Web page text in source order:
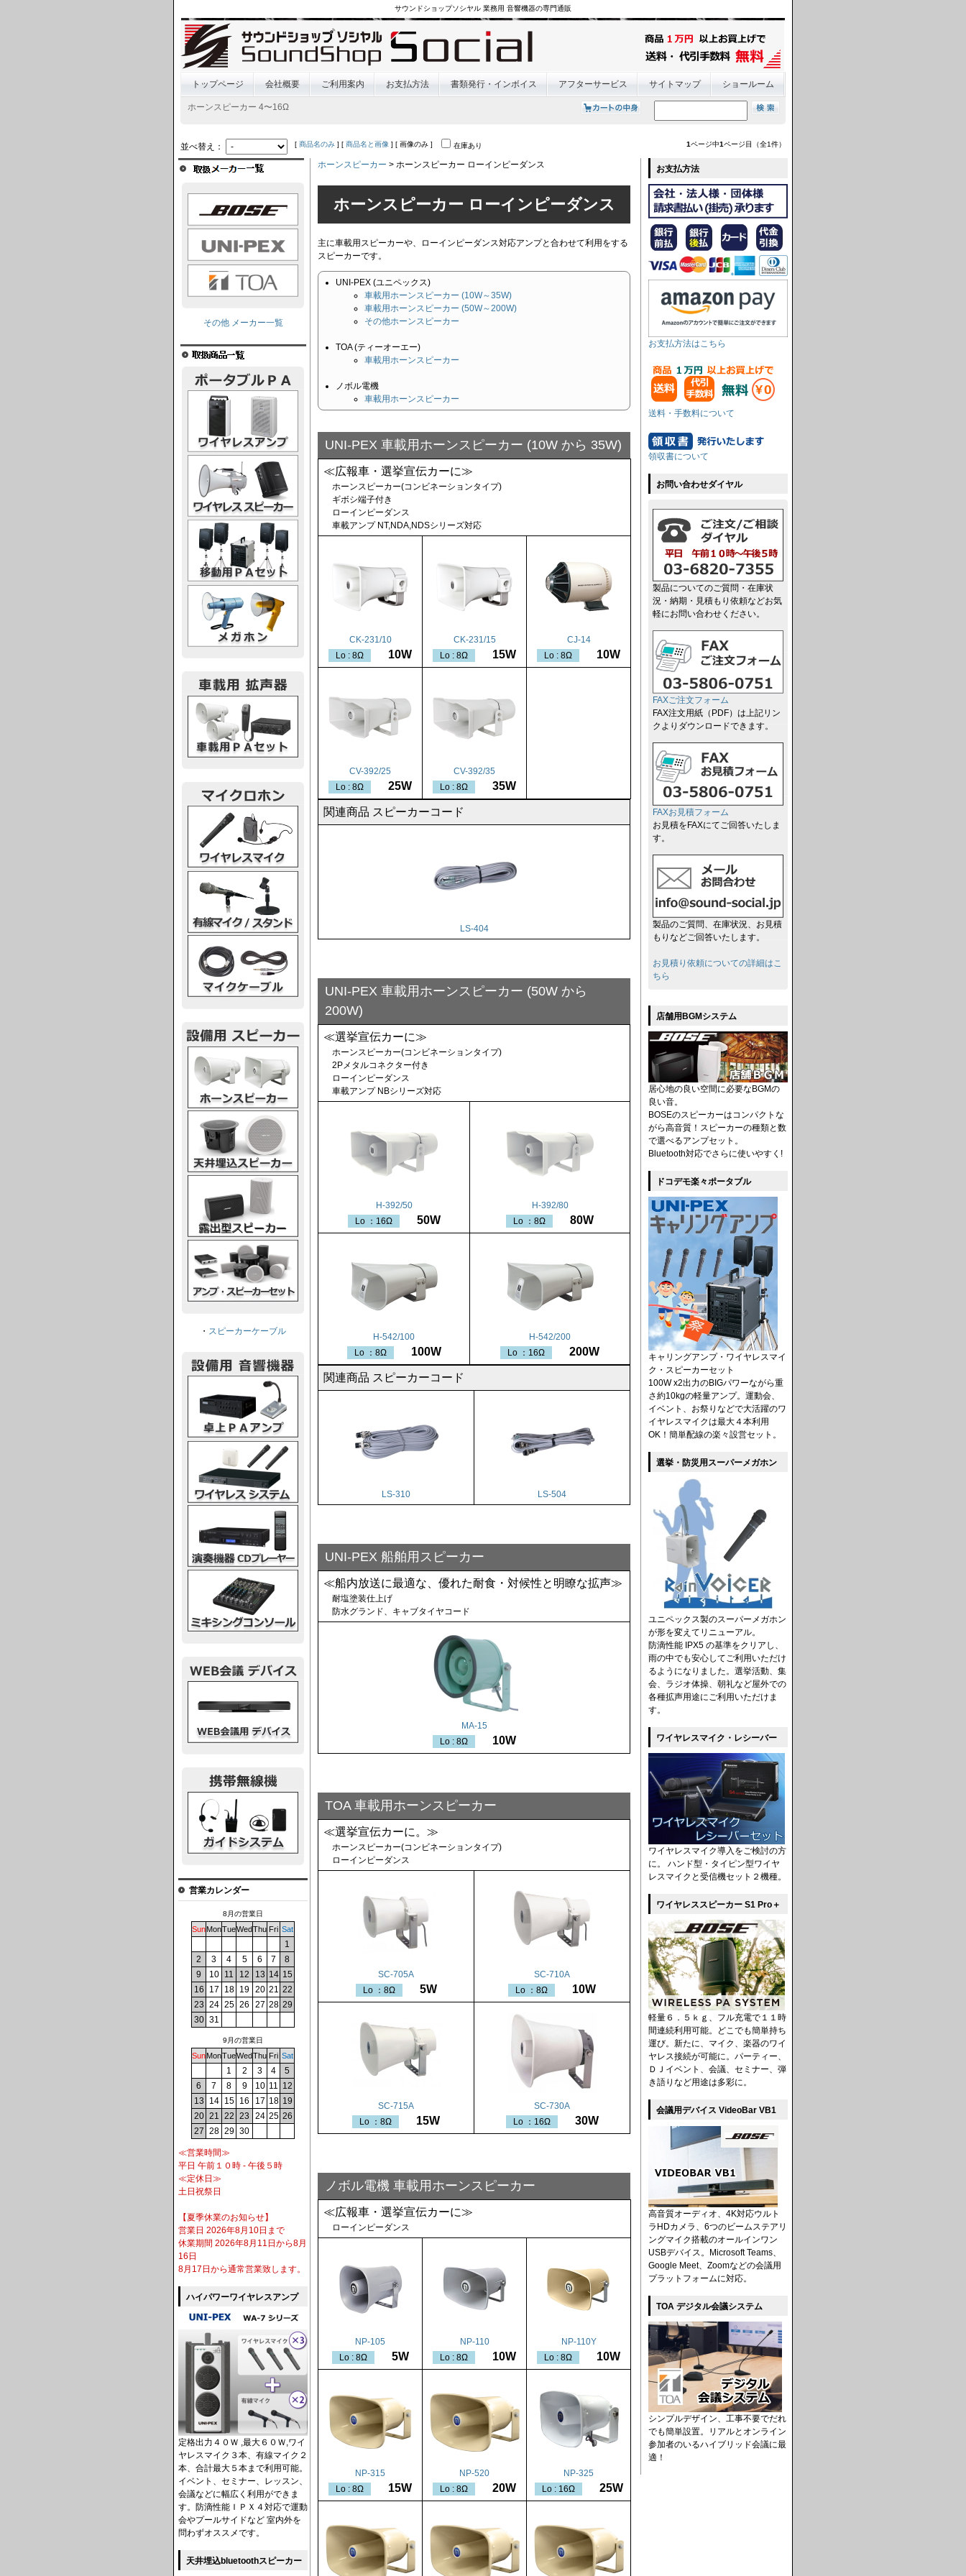
サウンドショップソシヤル 業務用 音響機器の専門通販
トップページ 会社概要 ご利用案内 お支払方法 書類発行・インボイス アフターサービス サイトマップ ショールーム
ホーンスピーカー 4〜16Ω
並べ替え： [ 商品名のみ ] [ 商品名と画像 ] [ 画像のみ ] 在庫あり 1ページ中1ページ目（全1件）
ホーンスピーカー > ホーンスピーカー ローインピーダンス
ホーンスピーカー ローインピーダンス
主に車載用スピーカーや、ローインピーダンス対応アンプと合わせて利用をする
スピーカーです。
UNI-PEX (ユニペックス)
車載用ホーンスピーカー (10W～35W)
車載用ホーンスピーカー (50W～200W)
その他ホーンスピーカー
TOA (ティーオーエー)
車載用ホーンスピーカー
ノボル電機
車載用ホーンスピーカー
UNI-PEX 車載用ホーンスピーカー (10W から 35W)
≪広報車・選挙宣伝カーに≫
ホーンスピーカー(コンビネーションタイプ)
ギボシ端子付き
ローインピーダンス
車載アンプ NT,NDA,NDSシリーズ対応
CK-231/10
Lo : 8Ω
10W
CK-231/15
Lo : 8Ω
15W
CJ-14
Lo : 8Ω
10W
CV-392/25
Lo : 8Ω
25W
CV-392/35
Lo : 8Ω
35W
関連商品 スピーカーコード
LS-404
UNI-PEX 車載用ホーンスピーカー (50W から
200W)
≪選挙宣伝カーに≫
ホーンスピーカー(コンビネーションタイプ)
2Pメタルコネクター付き
ローインピーダンス
車載アンプ NBシリーズ対応
H-392/50
Lo ：16Ω
50W
H-392/80
Lo ：8Ω
80W
H-542/100
Lo ：8Ω
100W
H-542/200
Lo ：16Ω
200W
関連商品 スピーカーコード
LS-310 LS-504
UNI-PEX 船舶用スピーカー
≪船内放送に最適な、優れた耐食・対候性と明瞭な拡声≫
耐塩塗装仕上げ
防水グランド、キャブタイヤコード
MA-15
Lo : 8Ω
10W
TOA 車載用ホーンスピーカー
≪選挙宣伝カーに。≫
ホーンスピーカー(コンビネーションタイプ)
ローインピーダンス
SC-705A
Lo ：8Ω
5W
SC-710A
Lo ：8Ω
10W
SC-715A
Lo ：8Ω
15W
SC-730A
Lo ：16Ω
30W
ノボル電機 車載用ホーンスピーカー
≪広報車・選挙宣伝カーに≫
ローインピーダンス
NP-105
Lo : 8Ω
5W
NP-110
Lo : 8Ω
10W
NP-110Y
Lo : 8Ω
10W
NP-315
Lo : 8Ω
15W
NP-520
Lo : 8Ω
20W
NP-325
Lo : 16Ω
25W
その他 メーカー一覧
・ スピーカーケーブル
営業カレンダー
8月の営業日
SunMonTueWedThu Fri Sat
1
2
3 4 5 6 7
8
9
10 11 12 13 14 15
16
17 18 19 20 21 22
23 24 25 26 27 28 29
30 31
9月の営業日
SunMonTueWedThu Fri Sat
1 2 3 4
5
6
7 8 9 10 11 12
13
14 15 16 17 18 19
20 21 22 23 24 25 26
27 28 29 30
≪営業時間≫
平日 午前１０時 - 午後５時
≪定休日≫
土日祝祭日
【夏季休業のお知らせ】
営業日 2026年8月10日まで
休業期間 2026年8月11日から8月
16日
8月17日から通常営業致します。
ハイパワーワイヤレスアンプ
定格出力４０Ｗ ,最大６０Ｗ,ワイ
ヤレスマイク３本、有線マイク２
本、合計最大５本まで利用可能。
イベント、セミナー、レッスン、
会議などに幅広く利用ができま
す。防滴性能ＩＰＸ４対応で運動
会やプールサイドなど 室内外を
問わずオススメです。
天井埋込bluetoothスピーカー
お支払方法
お支払方法はこちら
送料・手数料について
領収書について
お問い合わせダイヤル
製品についてのご質問・在庫状
況・納期・見積もり依頼などお気
軽にお問い合わせください。
FAXご注文フォーム
FAX注文用紙（PDF）は上記リン
クよりダウンロードできます。
FAXお見積フォーム
お見積をFAXにてご回答いたしま
す。
製品のご質問、在庫状況、お見積
もりなどご回答いたします。
お見積り依頼についての詳細はこ
ちら
店舗用BGMシステム
居心地の良い空間に必要なBGMの
良い音。
BOSEのスピーカーはコンパクトな
がら高音質！スピーカーの種類と数
で選べるアンプセット。
Bluetooth対応でさらに使いやすく!
ドコデモ楽々ポータブル
キャリングアンプ・ワイヤレスマイ
ク・スピーカーセット
100W x2出力のBIGパワーながら重
さ約10kgの軽量アンプ。運動会、
イベント、お祭りなどで大活躍のワ
イヤレスマイクは最大４本利用
OK！簡単配線の楽々設営セット。
選挙・防災用スーパーメガホン
ユニペックス製のスーパーメガホン
が形を変えてリニューアル。
防滴性能 IPX5 の基準をクリアし、
雨の中でも安心してご利用いただけ
るようになりました。選挙活動、集
会、ラジオ体操、朝礼など屋外での
各種拡声用途にご利用いただけま
す。
ワイヤレスマイク・レシーバー
ワイヤレスマイク導入をご検討の方
に。 ハンド型・タイピン型ワイヤ
レスマイクと受信機セット２機種。
ワイヤレススピーカー S1 Pro＋
軽量６．５ｋｇ、フル充電で１１時
間連続利用可能。どこでも簡単持ち
運び。新たに、マイク、楽器のワイ
ヤレス接続が可能に。パーティー、
ＤＪイベント、会議、セミナー、弾
き語りなど用途は多彩に。
会議用デバイス VideoBar VB1
高音質オーディオ、4K対応ウルト
ラHDカメラ、6つのビームステアリ
ングマイク搭載のオールインワン
USBデバイス。Microsoft Teams、
Google Meet、Zoomなどの会議用
プラットフォームに対応。
TOA デジタル会議システム
シンプルデザイン、工事不要でだれ
でも簡単設置。リアルとオンライン
参加者のいるハイブリッド会議に最
適！